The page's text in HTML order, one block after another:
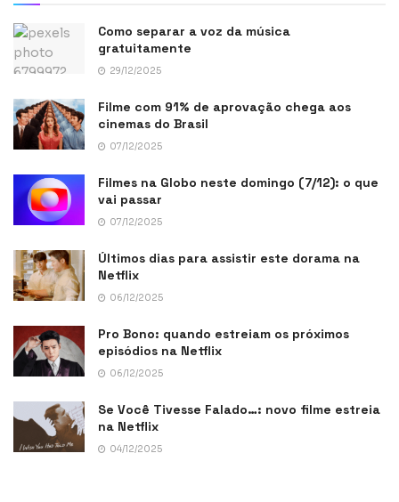
Como separar a voz da música
gratuitamente
29/12/2025
Filme com 91% de aprovação chega aos
cinemas do Brasil
07/12/2025
Filmes na Globo neste domingo (7/12): o que
vai passar
07/12/2025
Últimos dias para assistir este dorama na
Netflix
06/12/2025
Pro Bono: quando estreiam os próximos
episódios na Netflix
06/12/2025
Se Você Tivesse Falado…: novo filme estreia
na Netflix
04/12/2025